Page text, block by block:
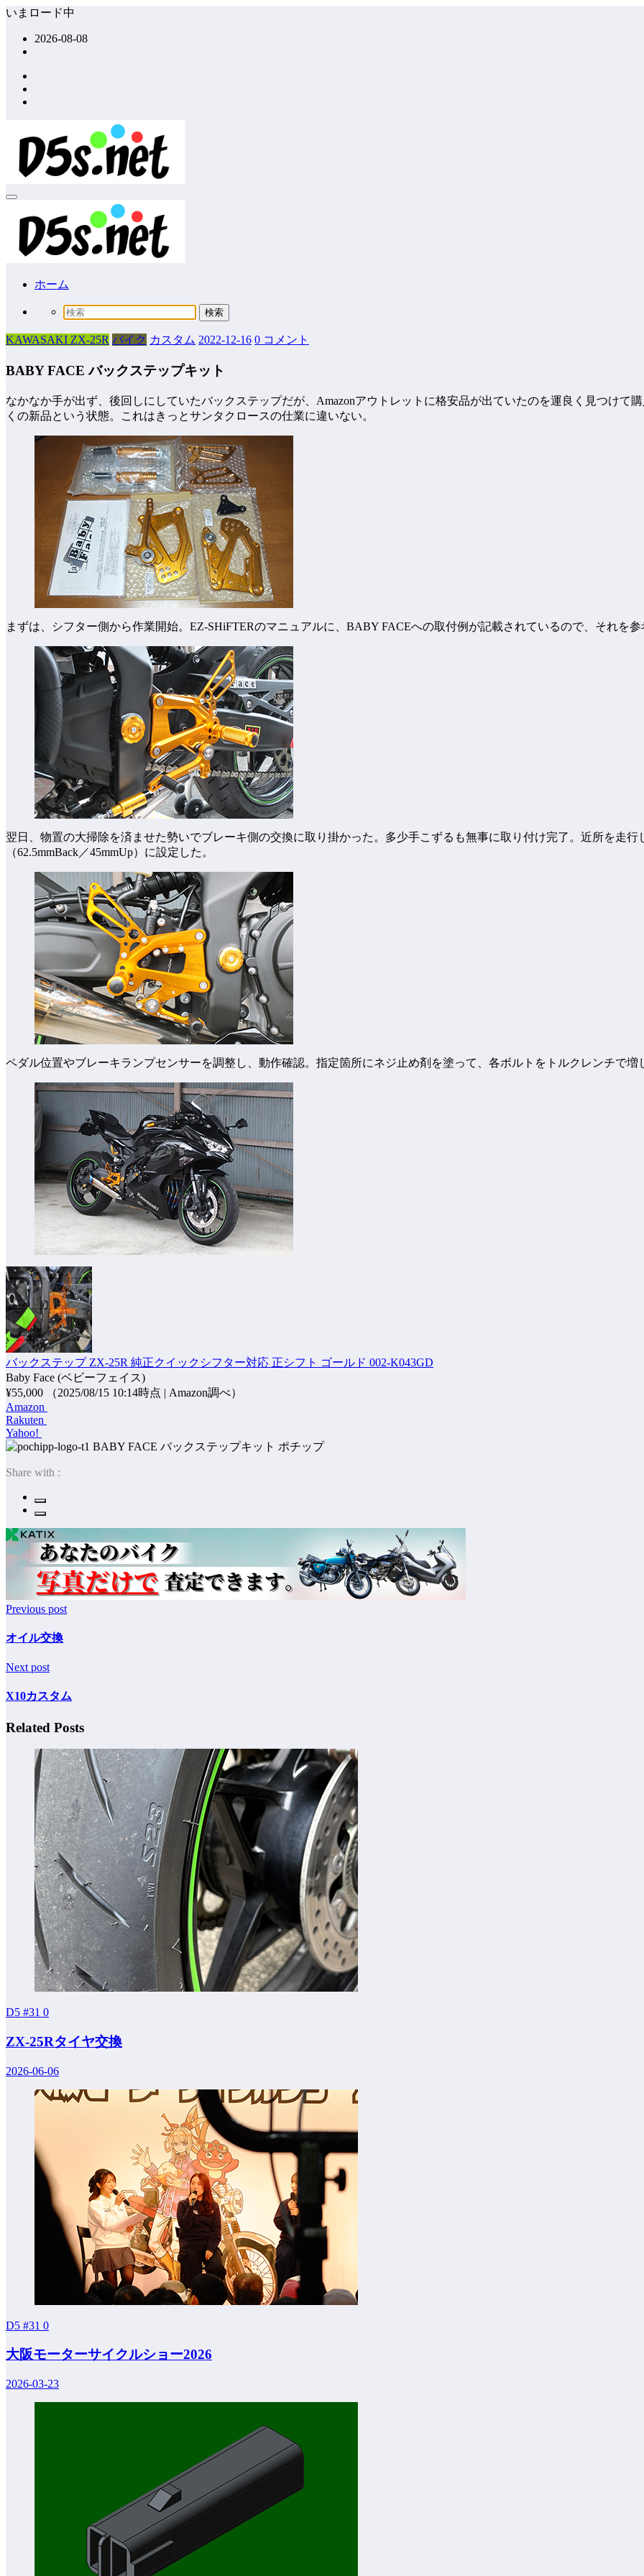
コ
いまロード中
2026-08-08
ホーム
KAWASAKI ZX-25R バイク カスタム 2022-12-16 0 コメント
BABY FACE バックステップキット
なかなか手が出ず、後回しにしていたバックステップだが、Amazonアウトレットに格安品が出ていたのを運良く見つけて
くの新品という状態。これはきっとサンタクロースの仕業に違いない。
まずは、シフター側から作業開始。EZ-SHiFTERのマニュアルに、BABY FACEへの取付例が記載されているので、それを
翌日、物置の大掃除を済ませた勢いでブレーキ側の交換に取り掛かった。多少手こずるも無事に取り付け完了。近所を走
（62.5mmBack／45mmUp）に設定した。
ペダル位置やブレーキランプセンサーを調整し、動作確認。指定箇所にネジ止め剤を塗って、各ボルトをトルクレンチで増
バックステップ ZX-25R 純正クイックシフター対応 正シフト ゴールド 002-K043GD
Baby Face (ベビーフェイス)
¥55,000
（2025/08/15 10:14時点 | Amazon調べ）
Amazon
Rakuten
Yahoo!
ポチップ
Share with :
Previous post
オイル交換
Next post
X10カスタム
Related Posts
D5 #31 0
ZX-25Rタイヤ交換
2026-06-06
D5 #31 0
大阪モーターサイクルショー2026
2026-03-23